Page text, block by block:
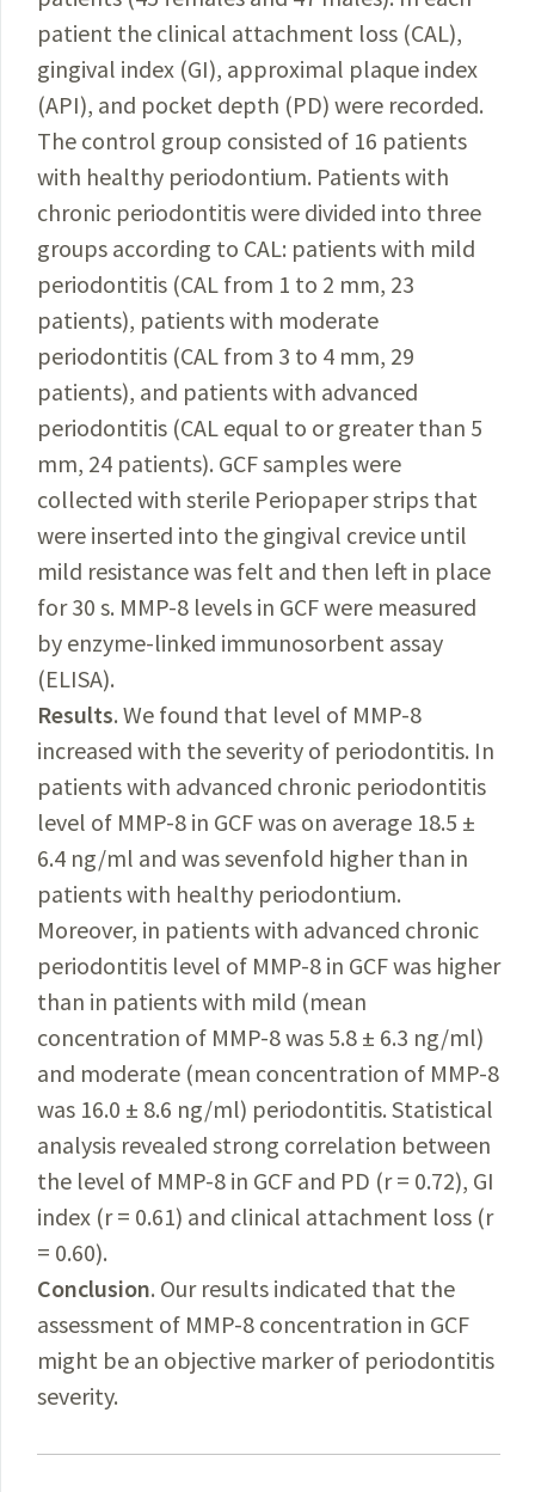
patient the clinical attachment loss (CAL),
gingival index (GI), approximal plaque index
(API), and pocket depth (PD) were recorded.
The control group consisted of 16 patients
with healthy periodontium. Patients with
chronic periodontitis were divided into three
groups according to CAL: patients with mild
periodontitis (CAL from 1 to 2 mm, 23
patients), patients with moderate
periodontitis (CAL from 3 to 4 mm, 29
patients), and patients with advanced
periodontitis (CAL equal to or greater than 5
mm, 24 patients). GCF samples were
collected with sterile Periopaper strips that
were inserted into the gingival crevice until
mild resistance was felt and then left in place
for 30 s. MMP-8 levels in GCF were measured
by enzyme-linked immunosorbent assay
(ELISA).
Results. We found that level of MMP-8
increased with the severity of periodontitis. In
patients with advanced chronic periodontitis
level of MMP-8 in GCF was on average 18.5 ±
6.4 ng/ml and was sevenfold higher than in
patients with healthy periodontium.
Moreover, in patients with advanced chronic
periodontitis level of MMP-8 in GCF was higher
than in patients with mild (mean
concentration of MMP-8 was 5.8 ± 6.3 ng/ml)
and moderate (mean concentration of MMP-8
was 16.0 ± 8.6 ng/ml) periodontitis. Statistical
analysis revealed strong correlation between
the level of MMP-8 in GCF and PD (r = 0.72), GI
index (r = 0.61) and clinical attachment loss (r
= 0.60).
Conclusion. Our results indicated that the
assessment of MMP-8 concentration in GCF
might be an objective marker of periodontitis
severity.